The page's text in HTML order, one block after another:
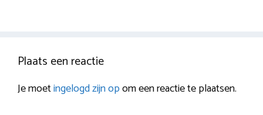
Plaats een reactie
Je moetingelogd zijn opom een reactie te plaatsen.